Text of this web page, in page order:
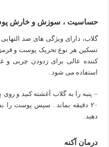
حساسیت ، سوزش و خارش
گلاب، دارای ویژگی های ضد
تسکین هر نوع تحریک پوست و
کننده عالی برای زدودن چربی و
استفاده می شود .
۲۰ دقیقه بماند . سپس پوست را
دهید.
درمان آکنه